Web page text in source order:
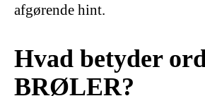
afgørende hint.
Hvad betyder
BRØLER?